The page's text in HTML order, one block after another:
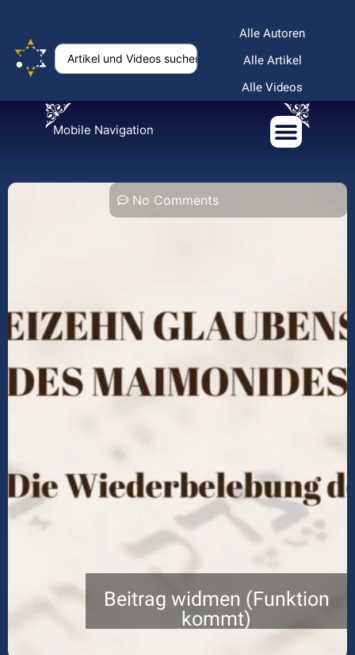
Alle Autoren
Alle Artikel
Alle Videos
Mobile Navigation
No Comments
Beitrag widmen (Funktion
kommt)